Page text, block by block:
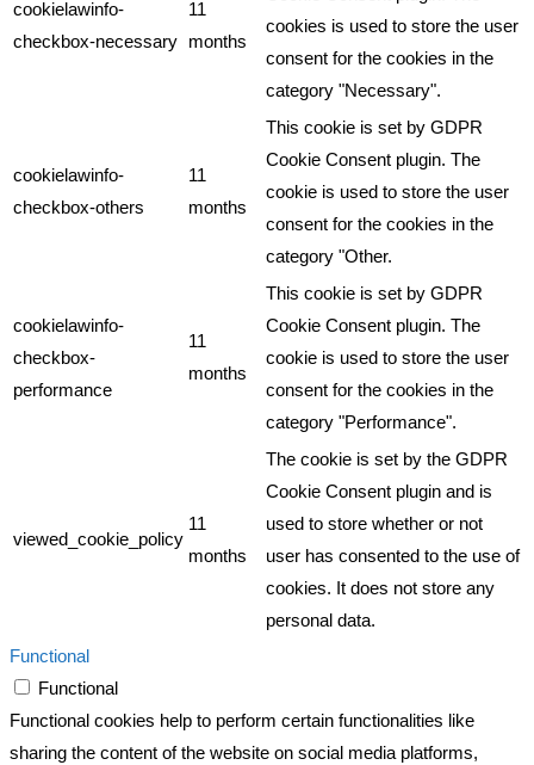
cookielawinfo-
checkbox-necessary
11
months
cookies is used to store the user
consent for the cookies in the
category "Necessary".
cookielawinfo-
checkbox-others
11
months
This cookie is set by GDPR
Cookie Consent plugin. The
cookie is used to store the user
consent for the cookies in the
category "Other.
cookielawinfo-
checkbox-
performance
11
months
This cookie is set by GDPR
Cookie Consent plugin. The
cookie is used to store the user
consent for the cookies in the
category "Performance".
viewed_cookie_policy
11
months
The cookie is set by the GDPR
Cookie Consent plugin and is
used to store whether or not
user has consented to the use of
cookies. It does not store any
personal data.
Functional
Functional
Functional cookies help to perform certain functionalities like
sharing the content of the website on social media platforms,